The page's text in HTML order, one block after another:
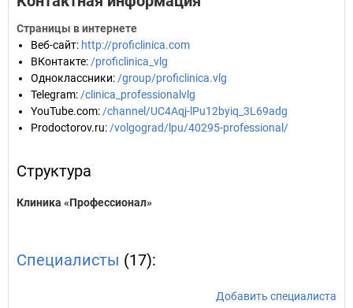
Страницы в интернете
Веб-сайт: http://proficlinica.com
ВКонтакте: /proficlinica_vlg
Одноклассники: /group/proficlinica.vlg
Telegram: /clinica_professionalvlg
YouTube.com: /channel/UC4Aqj-lPu12byiq_3L69adg
Prodoctorov.ru: /volgograd/lpu/40295-professional/
Структура
Клиника «Профессионал»
Специалисты (17):
Добавить специалиста